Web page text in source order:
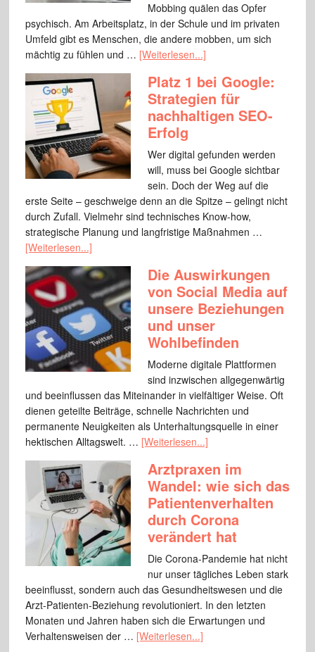
Mobbing quälen das Opfer
psychisch. Am Arbeitsplatz, in der Schule und im privaten
Umfeld gibt es Menschen, die andere mobben, um sich
mächtig zu fühlen und … [Weiterlesen...]
Platz 1 bei Google:
Strategien für
nachhaltigen SEO-
Erfolg
Wer digital gefunden werden
will, muss bei Google sichtbar
sein. Doch der Weg auf die
erste Seite – geschweige denn an die Spitze – gelingt nicht
durch Zufall. Vielmehr sind technisches Know-how,
strategische Planung und langfristige Maßnahmen …
[Weiterlesen...]
Die Auswirkungen
von Social Media auf
unsere Beziehungen
und unser
Wohlbefinden
Moderne digitale Plattformen
sind inzwischen allgegenwärtig
und beeinflussen das Miteinander in vielfältiger Weise. Oft
dienen geteilte Beiträge, schnelle Nachrichten und
permanente Neuigkeiten als Unterhaltungsquelle in einer
hektischen Alltagswelt. … [Weiterlesen...]
Arztpraxen im
Wandel: wie sich das
Patientenverhalten
durch Corona
verändert hat
Die Corona-Pandemie hat nicht
nur unser tägliches Leben stark
beeinflusst, sondern auch das Gesundheitswesen und die
Arzt-Patienten-Beziehung revolutioniert. In den letzten
Monaten und Jahren haben sich die Erwartungen und
Verhaltensweisen der … [Weiterlesen...]